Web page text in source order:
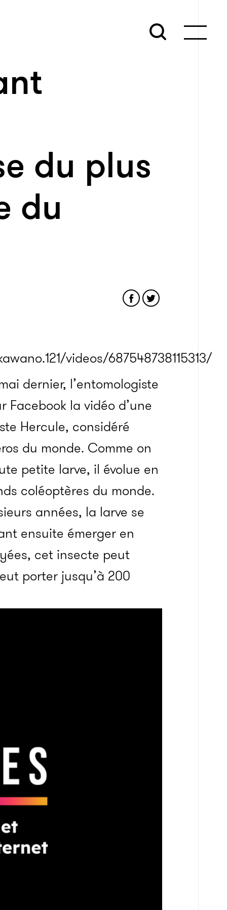
du plus
du
videos/687548738115313/
dernier, l’entomologiste
Facebook la vidéo d’une
Hercule, considéré
du monde. Comme on
petite larve, il évolue en
coléoptères du monde.
années, la larve se
ensuite émerger en
cet insecte peut
porter jusqu’à 200